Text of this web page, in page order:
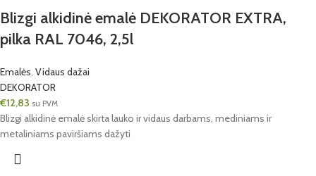
Blizgi alkidinė emalė DEKORATOR EXTRA,
pilka RAL 7046, 2,5l
Emalės, Vidaus dažai
DEKORATOR
€12,83 su PVM
Blizgi alkidinė emalė skirta lauko ir vidaus darbams, mediniams ir
metaliniams paviršiams dažyti